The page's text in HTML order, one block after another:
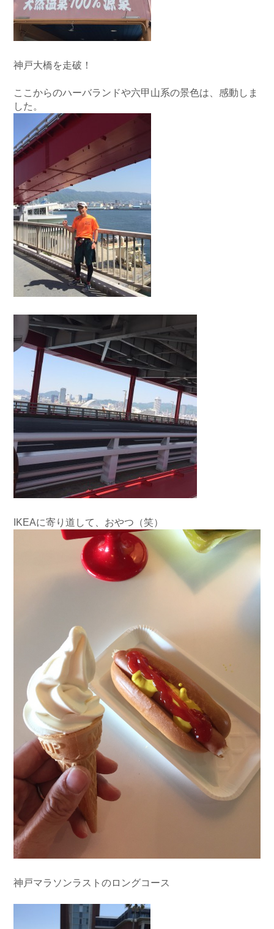
神戸大橋を走破！
ここからのハーバランドや六甲山系の景色は、感動しま
した。
IKEAに寄り道して、おやつ（笑）
神戸マラソンラストのロングコース